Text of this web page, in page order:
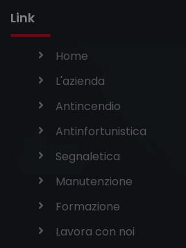
Link
Home
L'azienda
Antincendio
Antinfortunistica
Segnaletica
Manutenzione
Formazione
Lavora con noi